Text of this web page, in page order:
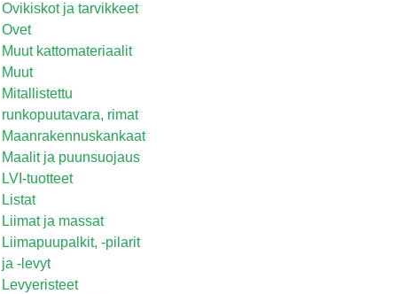
Ovikiskot ja tarvikkeet
Ovet
Muut kattomateriaalit
Muut
Mitallistettu
runkopuutavara, rimat
Maanrakennuskankaat
Maalit ja puunsuojaus
LVI-tuotteet
Listat
Liimat ja massat
Liimapuupalkit, -pilarit
ja -levyt
Levyeristeet